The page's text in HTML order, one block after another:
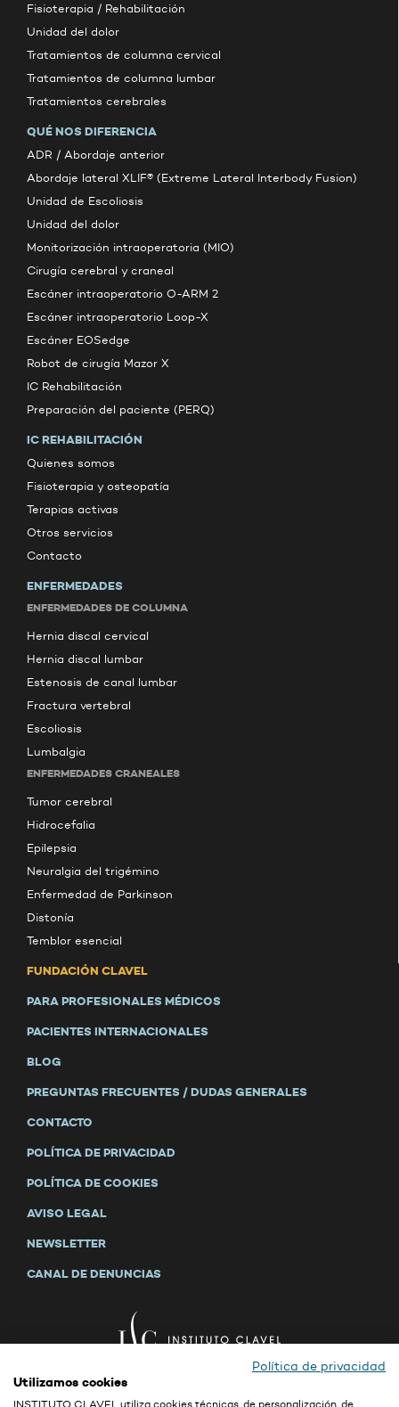
Fisioterapia / Rehabilitación
Unidad del dolor
Tratamientos de columna cervical
Tratamientos de columna lumbar
Tratamientos cerebrales
QUÉ NOS DIFERENCIA
ADR / Abordaje anterior
Abordaje lateral XLIF® (Extreme Lateral Interbody Fusion)
Unidad de Escoliosis
Unidad del dolor
Monitorización intraoperatoria (MIO)
Cirugía cerebral y craneal
Escáner intraoperatorio O-ARM 2
Escáner intraoperatorio Loop-X
Escáner EOSedge
Robot de cirugía Mazor X
IC Rehabilitación
Preparación del paciente (PERQ)
IC REHABILITACIÓN
Quienes somos
Fisioterapia y osteopatía
Terapias activas
Otros servicios
Contacto
ENFERMEDADES
ENFERMEDADES DE COLUMNA
Hernia discal cervical
Hernia discal lumbar
Estenosis de canal lumbar
Fractura vertebral
Escoliosis
Lumbalgia
ENFERMEDADES CRANEALES
Tumor cerebral
Hidrocefalia
Epilepsia
Neuralgia del trigémino
Enfermedad de Parkinson
Distonía
Temblor esencial
FUNDACIÓN CLAVEL
PARA PROFESIONALES MÉDICOS
PACIENTES INTERNACIONALES
BLOG
PREGUNTAS FRECUENTES / DUDAS GENERALES
CONTACTO
POLÍTICA DE PRIVACIDAD
POLÍTICA DE COOKIES
AVISO LEGAL
NEWSLETTER
CANAL DE DENUNCIAS
Política de privacidad
Utilizamos cookies
INSTITUTO CLAVEL utiliza cookies técnicas, de personalización, de